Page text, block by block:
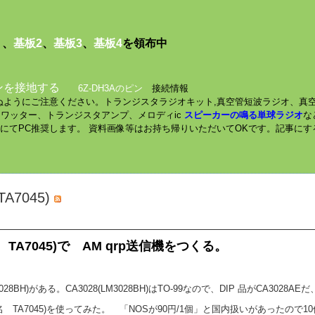
、 基板2、 基板3、 基板4を領布中
接地する 6Z-DH3Aのピン 接続情報
にご注意ください。トランジスタラジオキット,真空管短波ラジオ、真
ッター、トランジスタアンプ、メロディic スピーカーの鳴る単球ラジオな
てPC推奨します。 資料画像等はお持ち帰りいただいてOKです。記事に
で AM qrp送信機をつくる。
がある。CA3028(LM3028BH)はTO-99なので、DIP 品がCA3028AEだ
を使ってみた。 「NOSが90円/1個」と国内扱いがあったので10